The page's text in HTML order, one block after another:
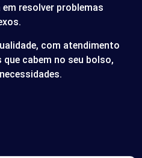
resolver problemas
com atendimento
cabem no seu bolso,